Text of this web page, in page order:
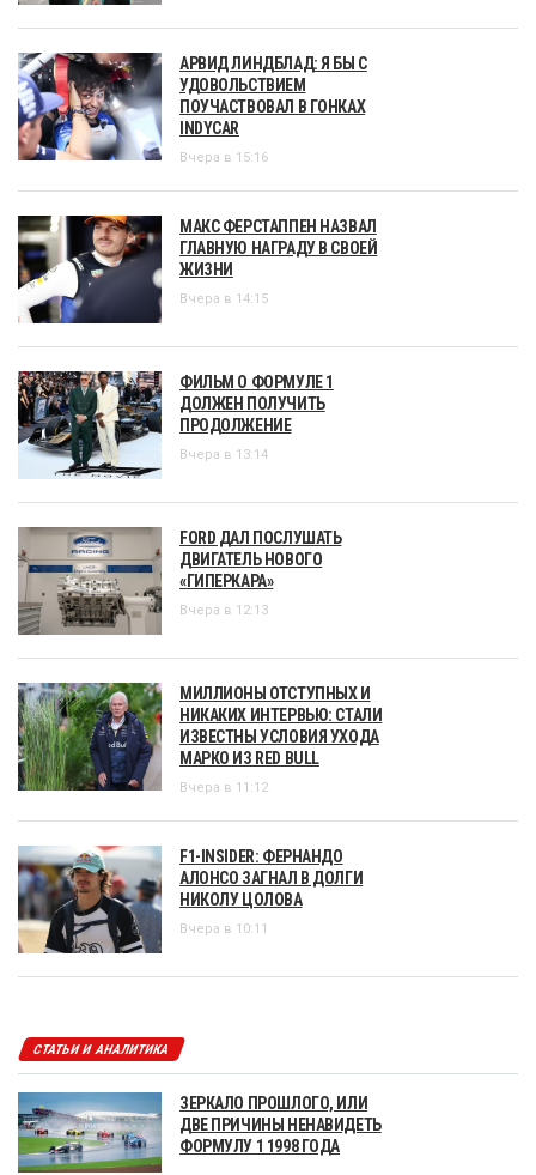
АРВИД ЛИНДБЛАД: Я БЫ С
УДОВОЛЬСТВИЕМ
ПОУЧАСТВОВАЛ В ГОНКАХ
INDYCAR
Вчера в 15:16
МАКС ФЕРСТАППЕН НАЗВАЛ
ГЛАВНУЮ НАГРАДУ В СВОЕЙ
ЖИЗНИ
Вчера в 14:15
ФИЛЬМ О ФОРМУЛЕ 1
ДОЛЖЕН ПОЛУЧИТЬ
ПРОДОЛЖЕНИЕ
Вчера в 13:14
FORD ДАЛ ПОСЛУШАТЬ
ДВИГАТЕЛЬ НОВОГО
«ГИПЕРКАРА»
Вчера в 12:13
МИЛЛИОНЫ ОТСТУПНЫХ И
НИКАКИХ ИНТЕРВЬЮ: СТАЛИ
ИЗВЕСТНЫ УСЛОВИЯ УХОДА
МАРКО ИЗ RED BULL
Вчера в 11:12
F1-INSIDER: ФЕРНАНДО
АЛОНСО ЗАГНАЛ В ДОЛГИ
НИКОЛУ ЦОЛОВА
Вчера в 10:11
СТАТЬИ И АНАЛИТИКА
ЗЕРКАЛО ПРОШЛОГО, ИЛИ
ДВЕ ПРИЧИНЫ НЕНАВИДЕТЬ
ФОРМУЛУ 1 1998 ГОДА